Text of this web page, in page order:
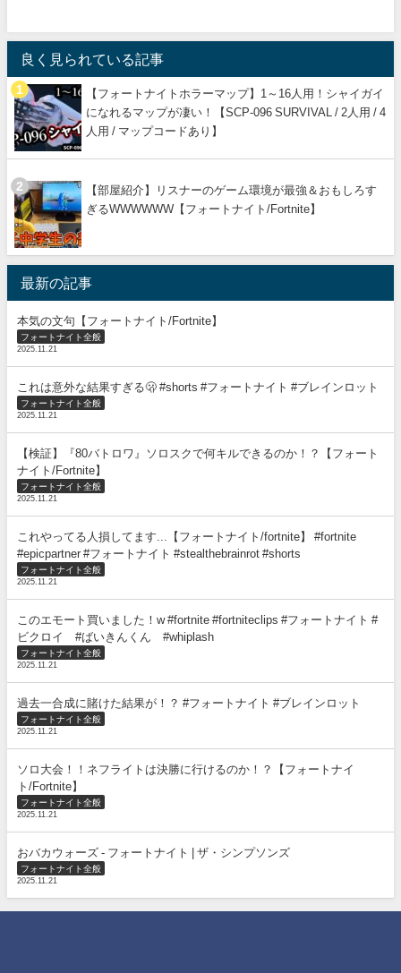
良く見られている記事
【フォートナイトホラーマップ】1～16人用！シャイガイ
になれるマップが凄い！【SCP-096 SURVIVAL / 2人用 / 4
人用 / マップコードあり】
【部屋紹介】リスナーのゲーム環境が最強＆おもしろす
ぎるWWWWWW【フォートナイト/Fortnite】
最新の記事
本気の文句【フォートナイト/Fortnite】
フォートナイト全般
2025.11.21
これは意外な結果すぎる🫢 #shorts #フォートナイト #ブレインロット
フォートナイト全般
2025.11.21
【検証】『80バトロワ』ソロスクで何キルできるのか！？【フォート
ナイト/Fortnite】
フォートナイト全般
2025.11.21
これやってる人損してます...【フォートナイト/fortnite】 #fortnite
#epicpartner #フォートナイト #stealthebrainrot #shorts
フォートナイト全般
2025.11.21
このエモート買いました！w #fortnite #fortniteclips #フォートナイト #
ビクロイ #ばいきんくん #whiplash
フォートナイト全般
2025.11.21
過去一合成に賭けた結果が！？ #フォートナイト #ブレインロット
フォートナイト全般
2025.11.21
ソロ大会！！ネフライトは決勝に行けるのか！？【フォートナイ
ト/Fortnite】
フォートナイト全般
2025.11.21
おバカウォーズ - フォートナイト | ザ・シンプソンズ
フォートナイト全般
2025.11.21